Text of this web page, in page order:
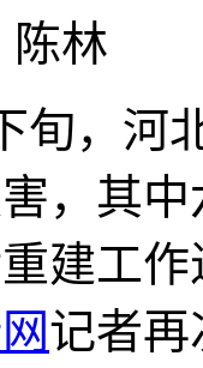
陈林
，河
，其
建工
记者